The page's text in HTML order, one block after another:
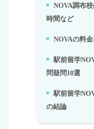
7.
NOVA調布
時間など
8.
NOVAの料
9.
駅前留学
問疑問10選
10.
駅前留学
の結論